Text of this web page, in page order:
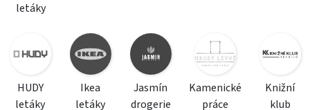
letáky
HUDY
letáky
Ikea
letáky
Jasmín
drogerie
Kamenické
práce
Knižní
klub